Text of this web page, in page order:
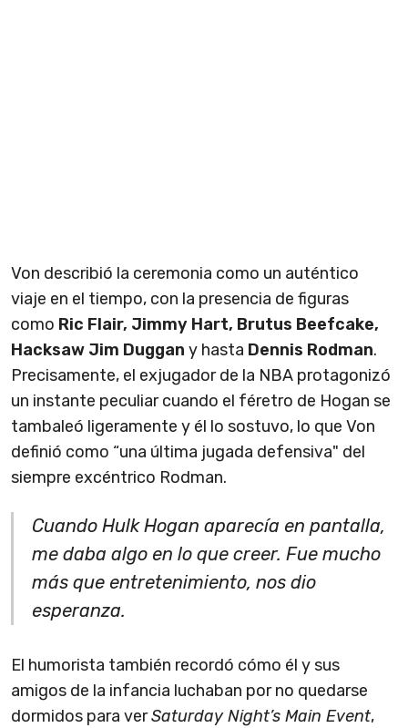
Von describió la ceremonia como un auténtico
viaje en el tiempo, con la presencia de figuras
como Ric Flair, Jimmy Hart, Brutus Beefcake,
Hacksaw Jim Duggan y hasta Dennis Rodman.
Precisamente, el exjugador de la NBA protagonizó
un instante peculiar cuando el féretro de Hogan se
tambaleó ligeramente y él lo sostuvo, lo que Von
definió como “una última jugada defensiva" del
siempre excéntrico Rodman.
Cuando Hulk Hogan aparecía en pantalla,
me daba algo en lo que creer. Fue mucho
más que entretenimiento, nos dio
esperanza.
El humorista también recordó cómo él y sus
amigos de la infancia luchaban por no quedarse
dormidos para verSaturday Night’s Main Event,